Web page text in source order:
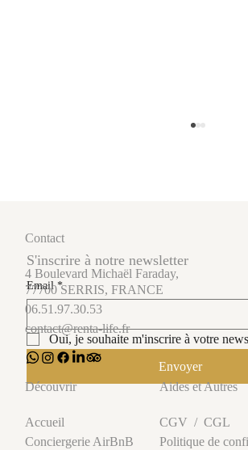
Investir en résidence étudiante :
rentable en 2026 ?
S'inscrire à notre newsletter
Email *
Oui, je souhaite m'inscrire à votre
Envoyer
Contact
4 Boulevard Michaël Faraday,
77700 SERRIS, FRANCE
06.51.97.30.53
contact@renta-life.fr
Découvrir
Accueil
Conciergerie AirBnB
Aides et Autres
CGV / CGL
Politique de